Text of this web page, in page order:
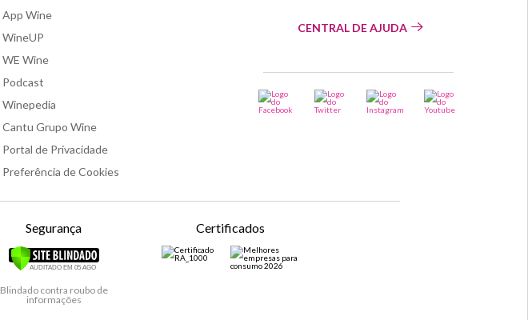
App Wine
WineUP
WE Wine
Podcast
Winepedia
Cantu Grupo Wine
Portal de Privacidade
Preferência de Cookies
CENTRAL DE AJUDA
Segurança
Blindado contra roubo de
informações
Certificados